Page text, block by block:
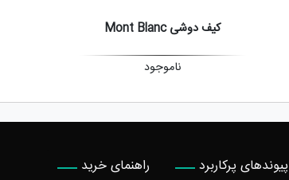
کیف دوشی Mont Blanc
ناموجود
پیوندهای پرکاربرد راهنمای خرید